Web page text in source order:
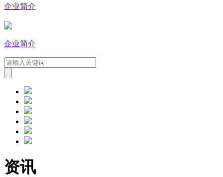
企业简介
企业简介
资讯